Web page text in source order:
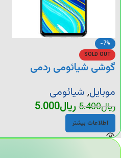
-7%
SOLD OUT
گوشی شیائومی ردمی
موبایل,شیائومی
ریال5.400ریال5.000
اطلاعات بیشتر